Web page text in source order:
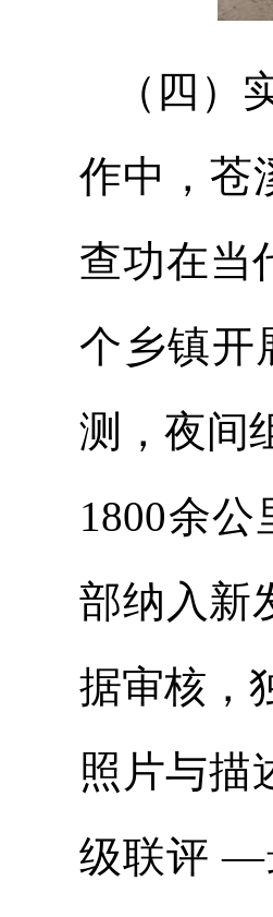
（四
作中，苍
查功在当
个乡镇开
测，夜间
1800余
部纳入新
据审核，
照片与
级联评 —